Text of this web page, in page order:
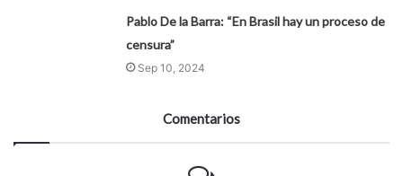
Pablo De la Barra: “En Brasil hay un proceso de
censura”
Sep 10, 2024
Comentarios